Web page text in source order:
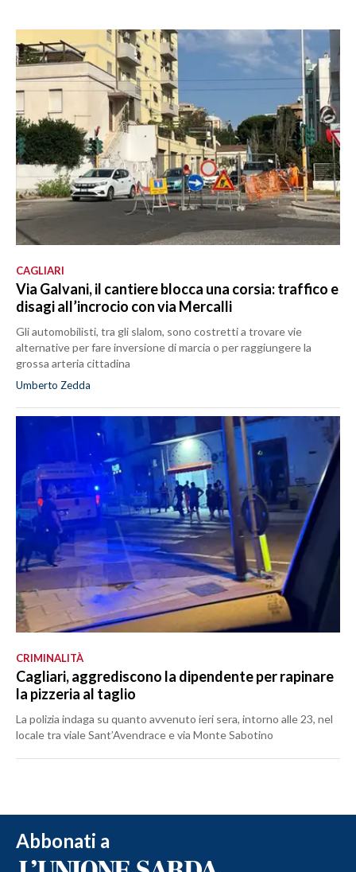
CAGLIARI
Via Galvani, il cantiere blocca una corsia: traffico e
disagi all’incrocio con via Mercalli
Gli automobilisti, tra gli slalom, sono costretti a trovare vie
alternative per fare inversione di marcia o per raggiungere la
grossa arteria cittadina
Umberto Zedda
CRIMINALITÀ
Cagliari, aggrediscono la dipendente per rapinare
la pizzeria al taglio
La polizia indaga su quanto avvenuto ieri sera, intorno alle 23, nel
locale tra viale Sant’Avendrace e via Monte Sabotino
Abbonati a